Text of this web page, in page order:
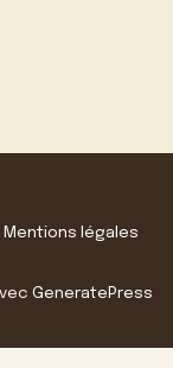
Mentions légales
GeneratePress